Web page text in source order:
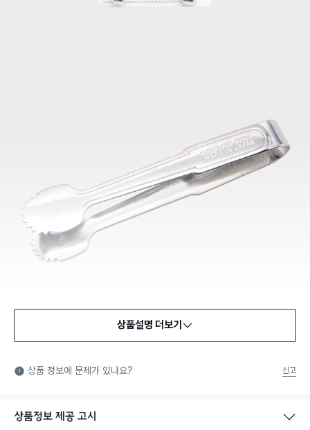
식품용 기구: 식품위생법에서 정한 규격에 따라 제조되어 식품 또
는 식품첨가물에 사용할 수 있는 식품용기구라는 표시입니다.
상품설명 더보기
상품 정보에 문제가 있나요? 신고
상품정보 제공 고시